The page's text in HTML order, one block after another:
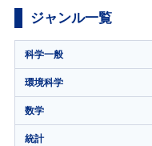
ジャンル一覧
科学一般
環境科学
数学
統計